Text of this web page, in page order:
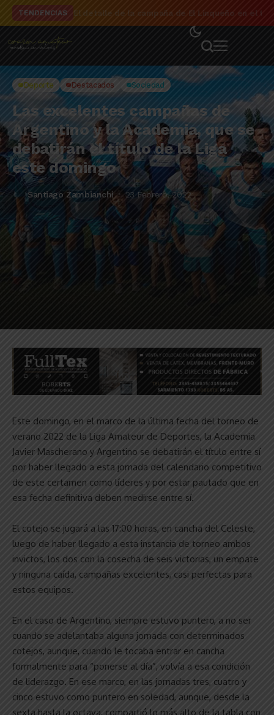
TENDENCIAS El detalle de la campaña de El Linqueño en el
Deporte Destacados Sociedad
Las excelentes campañas de
Argentino y la Academia, que se
debatirán el título de la Liga
este domingo
Santiago Zambianchi 23 Febrero, 2022
Este domingo, en el marco de la última fecha del torneo de
verano 2022 de la Liga Amateur de Deportes, la Academia
Javier Mascherano y Argentino se debatirán el título entre sí
por haber llegado a esta jornada del calendario competitivo
de este certamen como líderes y por estar pautado que en
esa fecha definitiva deben medirse entre sí.
El cotejo se jugará a las 17:00 horas, en cancha del Celeste,
luego de haber llegado a esta instancia de torneo ambos
invictos, los dos con la cosecha de seis victorias, un empate
y ninguna caída, campañas excelentes, casi perfectas para
estos equipos.
En el caso de Argentino, siempre estuvo puntero, a no ser
cuando se adelantaba alguna jornada con determinados
cotejos, aunque, cuando le tocaba entrar en cancha
formalmente para “ponerse al día”, volvía a esa condición
de liderazgo. En ese marco, en las jornadas tres, cuatro y
cinco estuvo como puntero en soledad, aunque, desde la
sexta hasta la octava, compartió lo más alto de la tabla con